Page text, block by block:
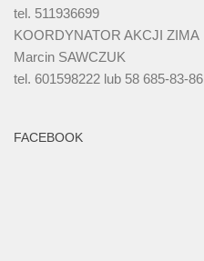
tel. 511936699
KOORDYNATOR AKCJI ZIMA
Marcin SAWCZUK
tel. 601598222 lub 58 685-83-86
FACEBOOK